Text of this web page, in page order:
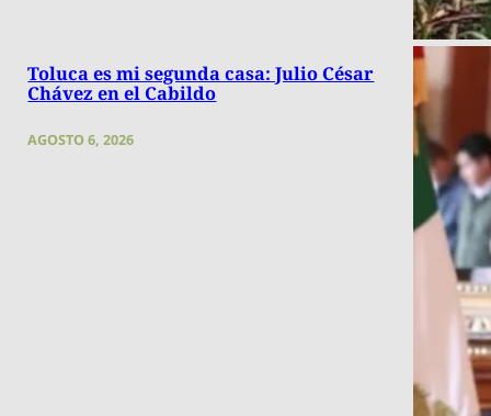
Toluca es mi segunda casa: Julio César
Chávez en el Cabildo
AGOSTO 6, 2026